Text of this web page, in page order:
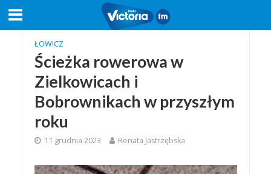
ŁOWICZ
Ścieżka rowerowa w
Zielkowicach i
Bobrownikach w przyszłym
roku
11 grudnia 2023 Renata Jastrzębska